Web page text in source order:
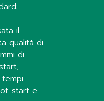
il
qualità di
di
-
start e